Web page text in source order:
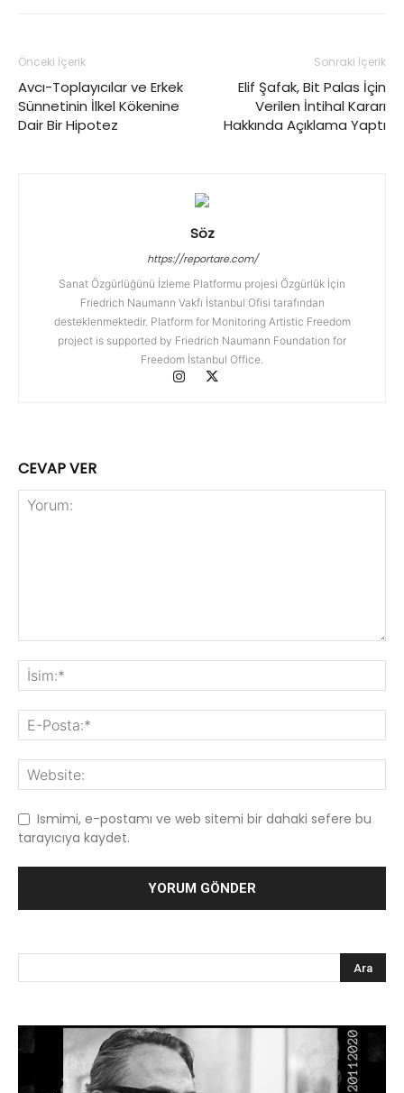
Önceki İçerik
Avcı-Toplayıcılar ve Erkek
Sünnetinin İlkel Kökenine
Dair Bir Hipotez
Sonraki İçerik
Elif Şafak, Bit Palas İçin
Verilen İntihal Kararı
Hakkında Açıklama Yaptı
Söz
https://reportare.com/
Sanat Özgürlüğünü İzleme Platformu projesi Özgürlük İçin
Friedrich Naumann Vakfı İstanbul Ofisi tarafından
desteklenmektedir. Platform for Monitoring Artistic Freedom
project is supported by Friedrich Naumann Foundation for
Freedom İstanbul Office.
CEVAP VER
Ismimi, e-postamı ve web sitemi bir dahaki sefere bu
tarayıcıya kaydet.